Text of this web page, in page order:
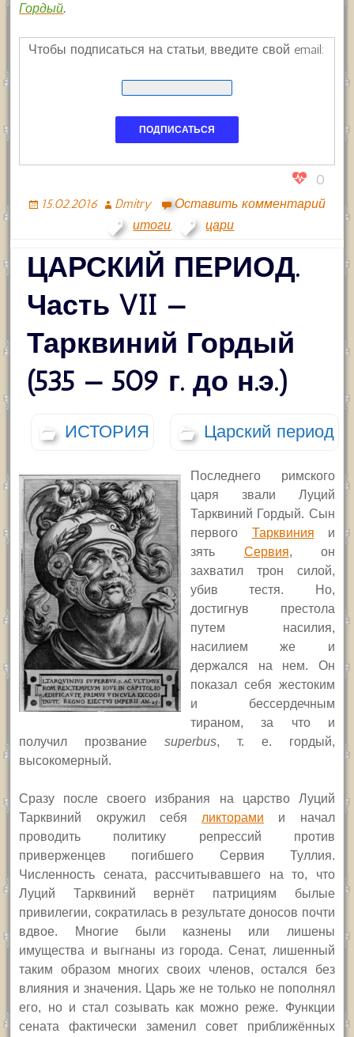
Гордый.
Чтобы подписаться на статьи, введите свой email:
0
15.02.2016 Dmitry
Оставить комментарий
итоги, цари
ЦАРСКИЙ ПЕРИОД.
Часть VII —
Тарквиний Гордый
(535 — 509 г. до н.э.)
ИСТОРИЯ Царский период
Последнего римского
царя звали Луций
Тарквиний Гордый. Сын
первого Тарквиния и
зять Сервия, он
захватил трон силой,
убив тестя. Но,
достигнув престола
путем насилия,
насилием же и
держался на нем. Он
показал себя жестоким
и бессердечным
тираном, за что и
получил прозваниеsuperbus, т. е. гордый,
высокомерный.
Сразу после своего избрания на царство Луций
Тарквиний окружил себя ликторами и начал
проводить политику репрессий против
приверженцев погибшего Сервия Туллия.
Численность сената, рассчитывавшего на то, что
Луций Тарквиний вернёт патрициям былые
привилегии, сократилась в результате доносов почти
вдвое. Многие были казнены или лишены
имущества и выгнаны из города. Сенат, лишенный
таким образом многих своих членов, остался без
влияния и значения. Царь же не только не пополнял
его, но и стал созывать как можно реже. Функции
сената фактически заменил совет приближённых